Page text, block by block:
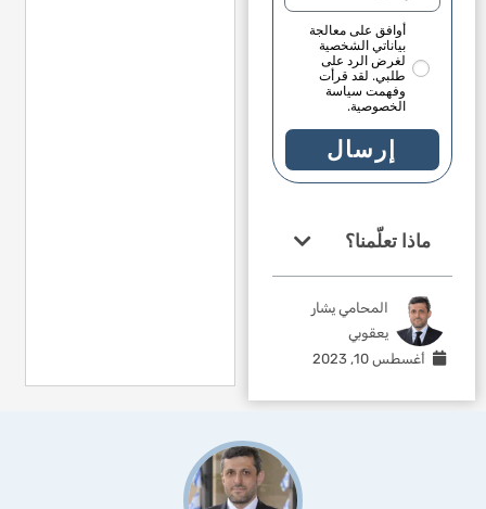
أوافق على معالجة
بياناتي الشخصية
لغرض الرد على
طلبي. لقد قرأت
وفهمت سياسة
الخصوصية.
إرسال
ماذا تعلّمنا؟
المحامي يشار
يعقوبي
أغسطس 10, 2023